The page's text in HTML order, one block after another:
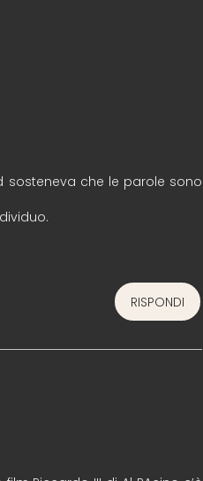
sosteneva che le parole sono
RISPONDI